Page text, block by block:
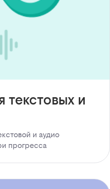
текстовых и
и аудио
прогресса